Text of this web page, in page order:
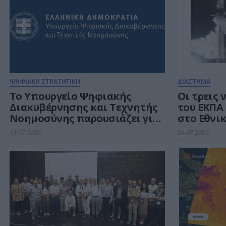
ΨΗΦΙΑΚΗ ΣΤΡΑΤΗΓΙΚΗ
Το Υπουργείο Ψηφιακής
Διακυβέρνησης και Τεχνητής
Νοημοσύνης παρουσιάζει για
πρώτη φορά τους βασικούς
Διαστημικού Προγράμματος
31.07.2026
ΔΙΑΣΤΗΜΑ
Οι τρεις
του
στο
24.07.2026